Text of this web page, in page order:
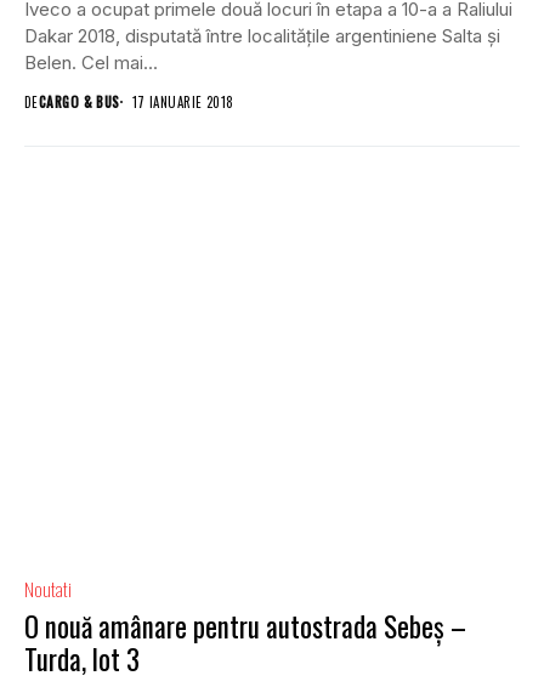
Iveco a ocupat primele două locuri în etapa a 10-a a Raliului
Dakar 2018, disputată între localitățile argentiniene Salta și
Belen. Cel mai...
DECARGO & BUS 17 IANUARIE 2018
Noutati
O nouă amânare pentru autostrada Sebeş –
Turda, lot 3